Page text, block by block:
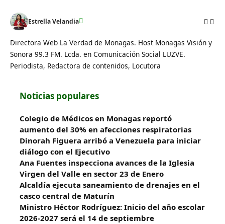
Estrella Velandia
Directora Web La Verdad de Monagas. Host Monagas Visión y
Sonora 99.3 FM. Lcda. en Comunicación Social LUZVE.
Periodista, Redactora de contenidos, Locutora
Noticias populares
Colegio de Médicos en Monagas reportó
aumento del 30% en afecciones respiratorias
Dinorah Figuera arribó a Venezuela para iniciar
diálogo con el Ejecutivo
Ana Fuentes inspecciona avances de la Iglesia
Virgen del Valle en sector 23 de Enero
Alcaldía ejecuta saneamiento de drenajes en el
casco central de Maturín
Ministro Héctor Rodríguez: Inicio del año escolar
2026-2027 será el 14 de septiembre